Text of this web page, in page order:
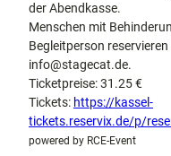
der Abendkasse.
Menschen mit
Begleitperson
info@stagecat.de.
Ticketpreise: 31.25 €
Tickets: https://kassel-
tickets.reservix.de/p/
powered by RCE-Event